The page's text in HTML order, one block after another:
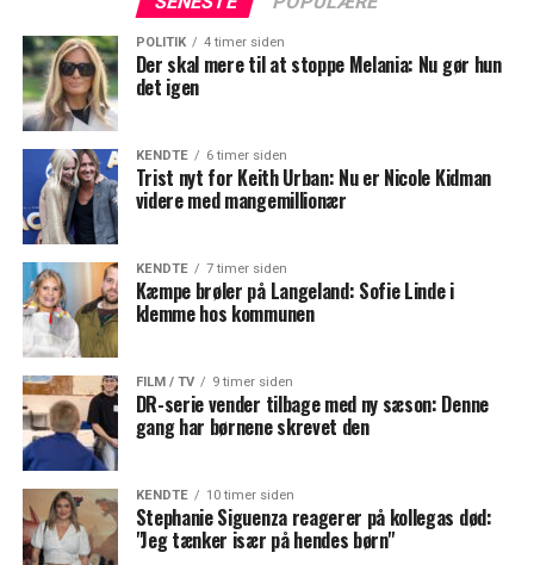
POLITIK 4 timer siden
Der skal mere til at stoppe Melania: Nu gør hun
det igen
KENDTE 6 timer siden
Trist nyt for Keith Urban: Nu er Nicole Kidman
videre med mangemillionær
KENDTE 7 timer siden
Kæmpe brøler på Langeland: Sofie Linde i
klemme hos kommunen
FILM / TV 9 timer siden
DR-serie vender tilbage med ny sæson: Denne
gang har børnene skrevet den
KENDTE 10 timer siden
Stephanie Siguenza reagerer på kollegas død:
"Jeg tænker især på hendes børn"